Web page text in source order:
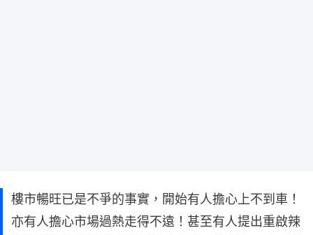
樓市暢旺已是不爭的事實，開始有人擔心上不到車！
亦有人擔心市場過熱走得不遠！甚至有人提出重啟辣